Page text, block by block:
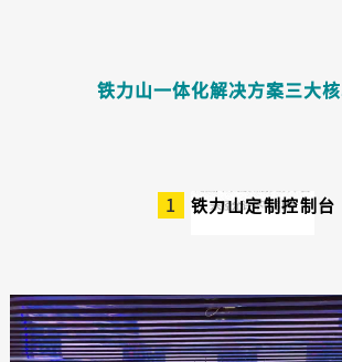
铁力山一体化解决方案三大
1 铁力山定制控制台